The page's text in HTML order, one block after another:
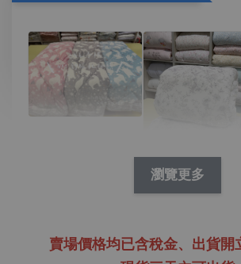
毛 舒服絨毛北極
瀏覽更多
賣場價格均已含稅金、 出貨開